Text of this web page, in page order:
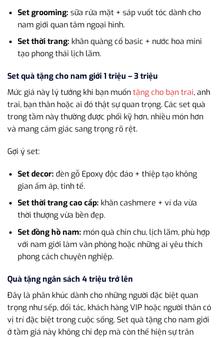
Set grooming: sữa rửa mặt + sáp vuốt tóc dành cho
nam giới quan tâm ngoại hình.
Set thời trang: khăn quàng cổ basic + nước hoa mini
tạo phong thái lịch lãm.
Set quà tặng cho nam giới 1 triệu – 3 triệu
Mức giá này lý tưởng khi bạn muốntặng cho bạn trai, anh
trai, bạn thân hoặc ai đó thật sự quan trọng. Các set quà
trong tầm này thường được phối kỹ hơn, nhiều món hơn
và mang cảm giác sang trọng rõ rệt.
Gợi ý set:
Set decor: đèn gỗ Epoxy độc đáo + thiệp tạo không
gian ấm áp, tinh tế.
Set thời trang cao cấp: khăn cashmere + ví da vừa
thời thượng vừa bền đẹp.
Set đồng hồ nam: món quà chỉn chu, lịch lãm, phù hợp
với nam giới làm văn phòng hoặc những ai yêu thích
phong cách chuyên nghiệp.
Quà tặng ngân sách 4 triệu trở lên
Đây là phân khúc dành cho những người đặc biệt quan
trọng như sếp, đối tác, khách hàng VIP hoặc người thân có
vị trí đặc biệt trong cuộc sống. Set quà tặng cho nam giới
ở tầm giá này không chỉ đẹp mà còn thể hiện sự trân